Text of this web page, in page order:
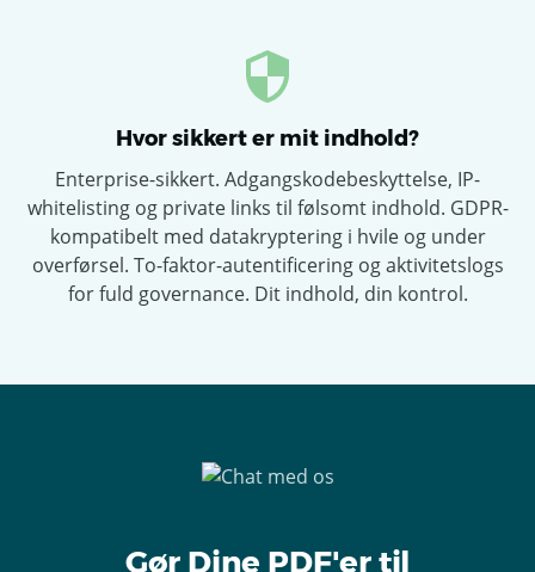
Hvor sikkert er mit indhold?
Enterprise-sikkert. Adgangskodebeskyttelse, IP-
whitelisting og private links til følsomt indhold. GDPR-
kompatibelt med datakryptering i hvile og under
overførsel. To-faktor-autentificering og aktivitetslogs
for fuld governance. Dit indhold, din kontrol.
Gør Dine PDF'er til